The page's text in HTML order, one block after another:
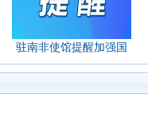
驻南非使馆提醒加强国